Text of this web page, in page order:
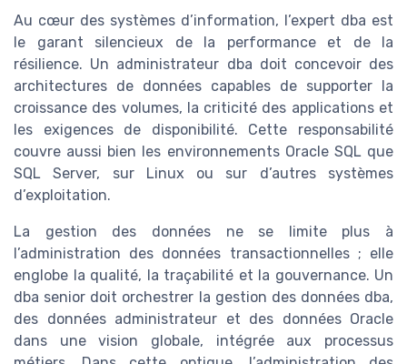
Au cœur des systèmes d’information, l’expert dba est
le garant silencieux de la performance et de la
résilience. Un administrateur dba doit concevoir des
architectures de données capables de supporter la
croissance des volumes, la criticité des applications et
les exigences de disponibilité. Cette responsabilité
couvre aussi bien les environnements Oracle SQL que
SQL Server, sur Linux ou sur d’autres systèmes
d’exploitation.
La gestion des données ne se limite plus à
l’administration des données transactionnelles ; elle
englobe la qualité, la traçabilité et la gouvernance. Un
dba senior doit orchestrer la gestion des données dba,
des données administrateur et des données Oracle
dans une vision globale, intégrée aux processus